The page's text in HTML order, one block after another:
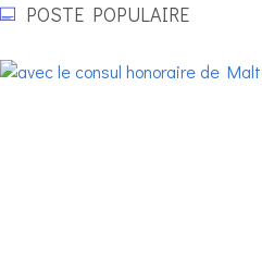
POSTE POPULAIRE